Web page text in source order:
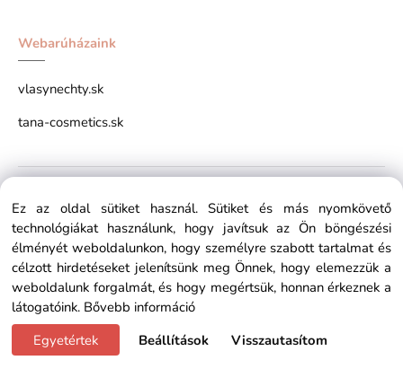
Webarúházaink
vlasynechty.sk
tana-cosmetics.sk
Vytvorené systémom ClickEshop.sk
Ez az oldal sütiket használ. Sütiket és más nyomkövető
technológiákat használunk, hogy javítsuk az Ön böngészési
élményét weboldalunkon, hogy személyre szabott tartalmat és
célzott hirdetéseket jelenítsünk meg Önnek, hogy elemezzük a
weboldalunk forgalmát, és hogy megértsük, honnan érkeznek a
látogatóink. Bővebb információ
Egyetértek
Beállítások Visszautasítom